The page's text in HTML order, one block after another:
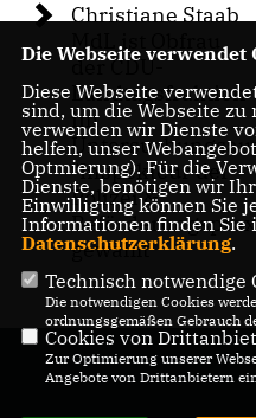
Christiane Staab
MdL ist Obfrau
der CDU-
Landtagsfraktion
im
"Inspekteur der
Polizei &
gewählt
Die Webseite verwendet
Diese Webseite
sind, um die Webseite zu
verwenden wir Dienste
helfen, unser
Optmierung). Für die
Dienste, benötigen wir
Einwilligung können Sie
Informationen finden Sie
Datenschutzerklärung.
Technisch notwendige
Die notwendigen Cookies
ordnungsgemäßen Gebrauch
Cookies von
Zur Optimierung unserer
Angebote von Drittanbietern